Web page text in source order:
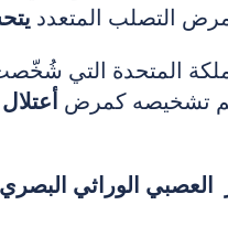
التصلب المتعدد
المتحدة التي
تشخيصه كمرض
الوراثي البصري